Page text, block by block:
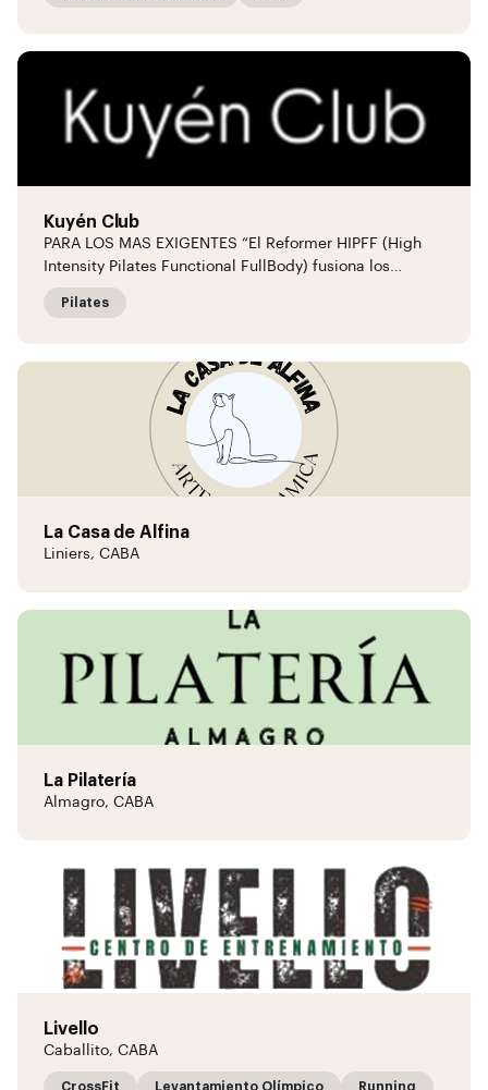
Kuyén Club
PARA LOS MAS EXIGENTES “El Reformer HIPFF (High
Intensity Pilates Functional FullBody) fusiona los…
Pilates
La Casa de Alfina
Liniers, CABA
La Pilatería
Almagro, CABA
Livello
Caballito, CABA
CrossFit Levantamiento Olímpico Running